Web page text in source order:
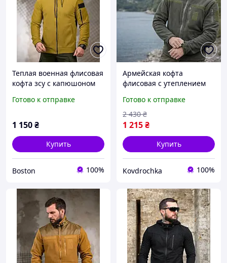
Теплая военная флисовая
кофта зсу с капюшоном
флисе, теплая армейская
Готово к отправке
1 150₴
Купить
Boston 100%
Армейская кофта
флисовая с утеплением
кофта для
военнослужащих Кофта
флис армейская
Готово к отправке
1 215₴
2 430 ₴
Купить
Kovdrochka 100%